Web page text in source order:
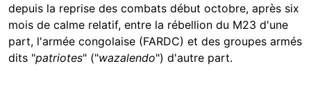
depuis la reprise des combats début octobre, après six
mois de calme relatif, entre la rébellion du M23 d'une
part, l'armée congolaise (FARDC) et des groupes armés
dits "patriotes" ("wazalendo") d'autre part.